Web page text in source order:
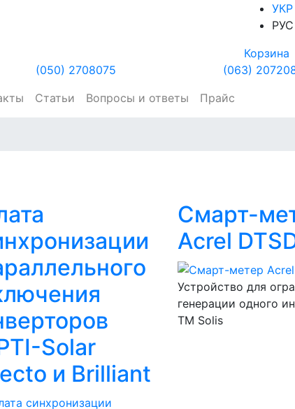
УКР
РУС
Корзина
(050) 2708075
(063)
Статьи Вопросы и ответы Прайс
Solar
и Brilliant
Смарт-
Acrel
Устройство для
генерации одного
ТМ Solis